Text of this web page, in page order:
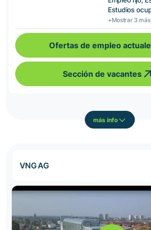
Estudios
+Mostrar 3 más
Ofertas de empleo
Sección de vacantes
más info
VNG AG